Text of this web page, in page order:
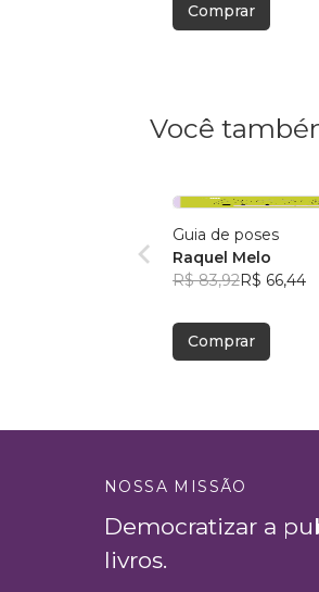
Comprar
Você
Guia de poses
Raquel Melo
R$ 83,92R$ 66,44
Comprar
NOSSA MISSÃO
Democratizar a
livros.